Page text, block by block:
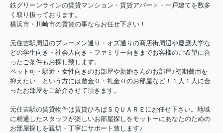
鉄グリーンラインの賃貸マンション・賃貸アパート・一戸建てを数多
く取り扱っております。
横浜市・川崎市の賃貸の事ならお任せ下さい！
元住吉駅周辺のブレーメン通り・オズ通りの商店街周辺や慶應大学な
どの学生向き・社会人向き・ファミリー向きまでお客様のご希望に合
ったご条件もお探し致します。
ペット可・駅近・女性向きのお部屋や新婚さんのお部屋♪初期費用を
抑えたい…という方には敷金０・礼金０のお部屋など！１人１人に合
ったお部屋をご紹介させて頂きます。
元住吉駅の賃貸物件は賃貸ひろばＳＱＵＡＲＥにお任せ下さい。地域
に精通したスタッフが楽しいお部屋探しをモットーにあなたのための
お部屋探しを親切・丁寧にサポート致します♪